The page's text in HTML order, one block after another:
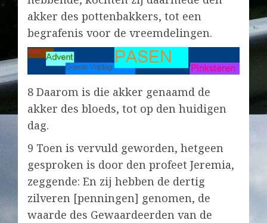
akker des pottenbakkers, tot een
begrafenis voor de vreemdelingen.
8 Daarom is die akker genaamd de
akker des bloeds, tot op den huidigen
dag.
9 Toen is vervuld geworden, hetgeen
gesproken is door den profeet Jeremia,
zeggende: En zij hebben de dertig
zilveren [penningen] genomen, de
waarde des Gewaardeerden van de